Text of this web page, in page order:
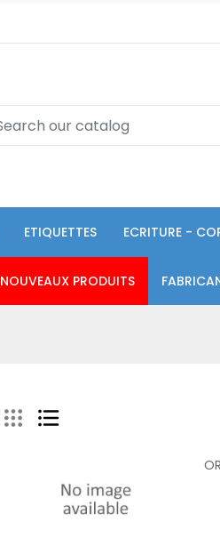
ETIQUETTES ECRITURE -
NOUVEAUX PRODUITS